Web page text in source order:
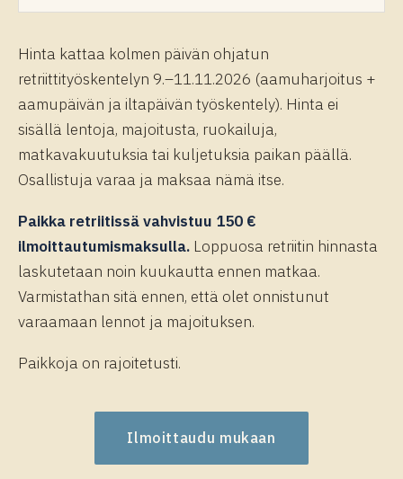
Hinta kattaa kolmen päivän ohjatun
retriittityöskentelyn 9.–11.11.2026 (aamuharjoitus +
aamupäivän ja iltapäivän työskentely). Hinta ei
sisällä lentoja, majoitusta, ruokailuja,
matkavakuutuksia tai kuljetuksia paikan päällä.
Osallistuja varaa ja maksaa nämä itse.
Paikka retriitissä vahvistuu 150 €
ilmoittautumismaksulla. Loppuosa retriitin hinnasta
laskutetaan noin kuukautta ennen matkaa.
Varmistathan sitä ennen, että olet onnistunut
varaamaan lennot ja majoituksen.
Paikkoja on rajoitetusti.
Ilmoittaudu mukaan